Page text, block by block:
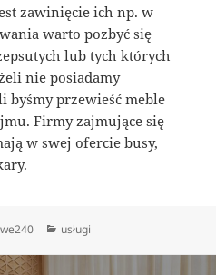
zawinięcie ich np. w
warto pozbyć się
lub tych których
nie posiadamy
byśmy przewieść meble
Firmy zajmujące się
w swej ofercie busy,
Kategorie
usługi